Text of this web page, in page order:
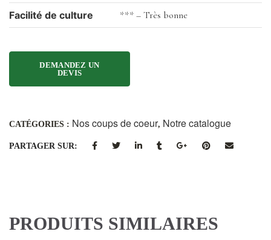
Facilité de culture *** – Très bonne
CATÉGORIES : Nos coups de coeur, Notre catalogue
PARTAGER SUR:
PRODUITS SIMILAIRES